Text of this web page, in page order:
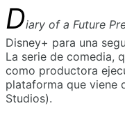
Diary of a Future
Disney+ para una
La serie de comedia,
como productora
plataforma que viene
Studios).